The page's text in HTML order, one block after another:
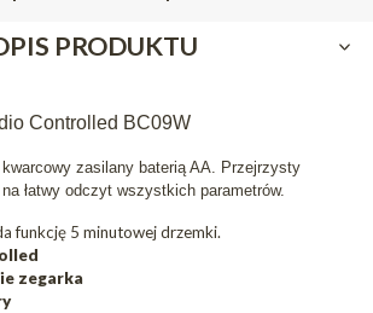
PRODUKTU
Controlled BC09W
zasilany baterią AA. Przejrzysty
łatwy odczyt wszystkich parametrów.
funkcję 5 minutowej drzemki.
zegarka